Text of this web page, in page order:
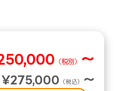
（税別） ～
¥275,000 （税込） ～